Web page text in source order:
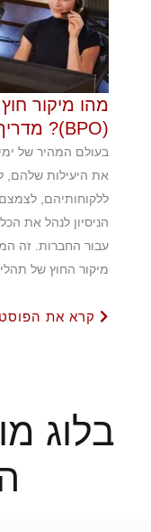
מהו מיקור
(BPO)? מדריך מלא לעסקים
בעולם המהיר של
את היעילות שלהם,
ללקוחותיהם,
הניסיון לנהל את
מיקור החוץ של
קרא את
בלוג